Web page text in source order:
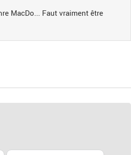
MacDo... Faut vraiment être